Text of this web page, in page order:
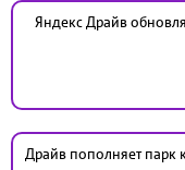
Яндекс Драйв
Драйв пополняет парк